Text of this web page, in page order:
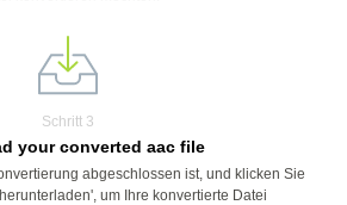
Schritt 3
your converted aac file
abgeschlossen ist, und klicken Sie
um Ihre konvertierte Datei